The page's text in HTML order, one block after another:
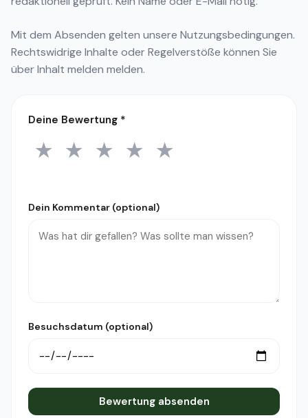
Mit dem Absenden gelten unsere Nutzungsbedingungen.
Rechtswidrige Inhalte oder Regelverstöße können Sie
überInhalt melden melden.
Deine Bewertung *
1 Stern
★ 2 Sterne
★ 3 Sterne
★ 4 Sterne
★ 5 Sterne
★
Dein Kommentar (optional)
Besuchsdatum (optional)
Bewertung absenden